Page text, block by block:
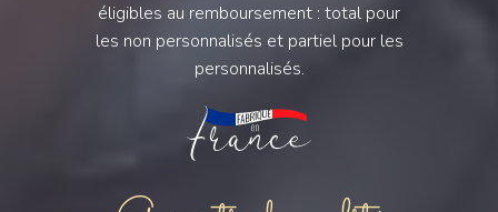
éligibles au remboursement : total pour
les non personnalisés et partiel pour les
personnalisés.